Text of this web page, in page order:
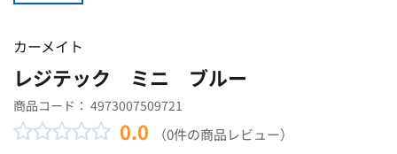
カーメイト
レジテック ミニ ブルー
商品コード： 4973007509721
0.0 （0件の商品レビュー）